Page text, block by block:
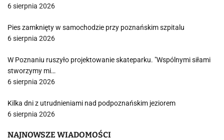
6 sierpnia 2026
Pies zamknięty w samochodzie przy poznańskim szpitalu
6 sierpnia 2026
W Poznaniu ruszyło projektowanie skateparku. "Wspólnymi siłami
stworzymy mi…
6 sierpnia 2026
Kilka dni z utrudnieniami nad podpoznańskim jeziorem
6 sierpnia 2026
NAJNOWSZE WIADOMOŚCI